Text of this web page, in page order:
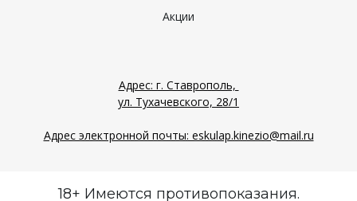
Акции
Адрес: г. Ставрополь,
ул. Тухачевского, 28/1
Адрес электронной почты: eskulap.kinezio@mail.ru
18+ Имеются противопоказания.